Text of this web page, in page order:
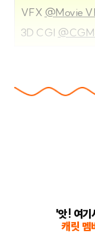
VFX @Movie
3D CGI
'앗! 여기
캐릿 멤